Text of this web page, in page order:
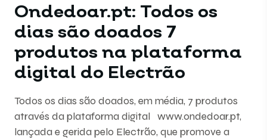
Ondedoar.pt: Todos os
dias são doados 7
produtos na plataforma
digital do Electrão
Todos os dias são doados, em média, 7 produtos
através da plataforma digital www.ondedoar.pt,
lançada e gerida pelo Electrão, que promove a